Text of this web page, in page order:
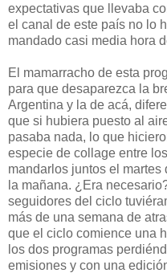
expectativas que llevaba
el canal de este país no lo
mandado casi media hora
El mamarracho de esta
para que desaparezca la
Argentina y la de acá,
que si hubiera puesto al
pasaba nada, lo que
especie de collage entre
mandarlos juntos el
la mañana. ¿Era
seguidores del ciclo
más de una semana de
que el ciclo comience una
los dos programas
emisiones y con una